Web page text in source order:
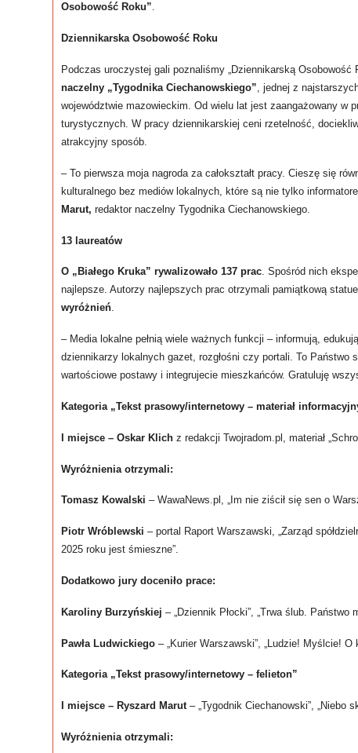
Osobowość Roku”.
Dziennikarska Osobowość Roku
Podczas uroczystej gali poznaliśmy „Dziennikarską Osobowość
naczelny „Tygodnika Ciechanowskiego”, jednej z
województwie mazowieckim. Od wielu lat jest zaangażowany w
turystycznych. W pracy dziennikarskiej ceni rzetelność,
atrakcyjny sposób.
– To pierwsza moja nagroda za całokształt pracy. Cieszę się
kulturalnego bez mediów lokalnych, które są nie tylko
Marut,redaktor naczelny Tygodnika Ciechanowskiego.
13 laureatów
O „Białego Kruka” rywalizowało 137 prac. Spośród nich
najlepsze. Autorzy najlepszych prac otrzymali pamiątkową
wyróżnień.
– Media lokalne pełnią wiele ważnych funkcji – informują,
dziennikarzy lokalnych gazet, rozgłośni czy portali. To
wartościowe postawy i integrujecie mieszkańców. Gratuluję
Kategoria „Tekst prasowy/internetowy – materiał
I miejsce – Oskar Klich z redakcji Twojradom.pl, materiał
Wyróżnienia otrzymali:
Tomasz Kowalski – WawaNews.pl, „Im nie ziścił się sen o
Piotr Wróblewski – portal Raport Warszawski, „Zarząd
2025 roku jest śmieszne”.
Dodatkowo jury doceniło prace:
Karoliny Burzyńskiej – „Dziennik Płocki”, „Trwa ślub.
Pawła Ludwickiego – „Kurier Warszawski”, „Ludzie! Myślcie!
Kategoria „Tekst prasowy/internetowy – felieton”
I miejsce – Ryszard Marut– „Tygodnik Ciechanowski”, „Niebo
Wyróżnienia otrzymali: